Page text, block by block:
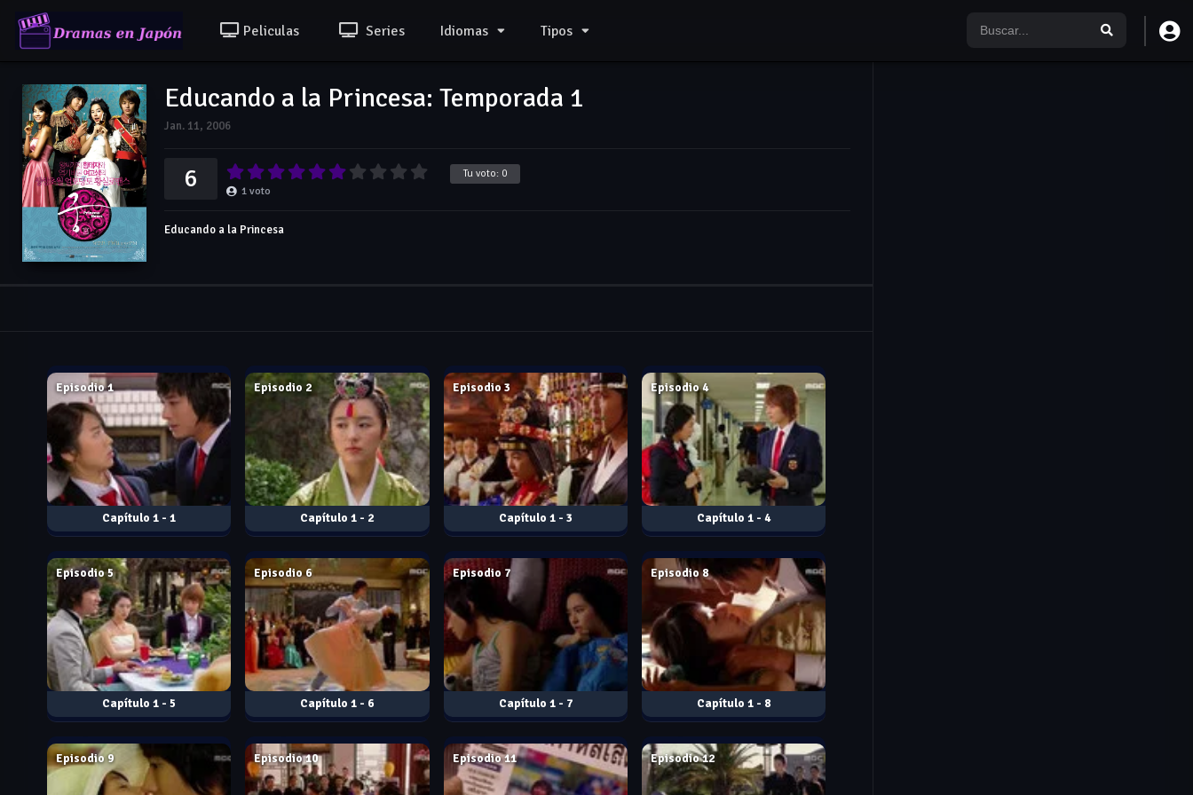
Peliculas Series Idiomas Tipos
Educando a la Princesa: Temporada 1
Jan. 11, 2006
Tu voto: 0
6 1 voto
Educando a la Princesa
1 - 1
Episodio 1
1 - 2
Episodio 2
1 - 3
Episodio 3
1 - 4
Episodio 4
1 - 5
Episodio 5
1 - 6
Episodio 6
1 - 7
Episodio 7
1 - 8
Episodio 8
Episodio 9 Episodio 10 Episodio 11 Episodio 12